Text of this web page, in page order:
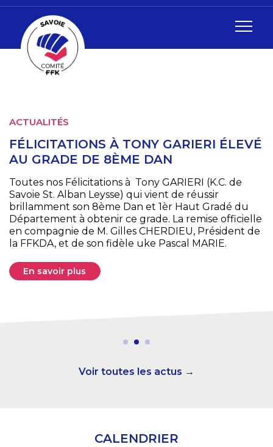
ACTUALITÉS
FÉLICITATIONS À TONY GARIERI ÉLEVÉ
AU GRADE DE 8ÈME DAN
Toutes nos Félicitations à Tony GARIERI (K.C. de
Savoie St. Alban Leysse) qui vient de réussir
brillamment son 8ème Dan et 1èr Haut Gradé du
Département à obtenir ce grade. La remise officielle
en compagnie de M. Gilles CHERDIEU, Président de
la FFKDA, et de son fidèle uke Pascal MARIE.
En savoir plus
Voir toutes les actus →
CALENDRIER